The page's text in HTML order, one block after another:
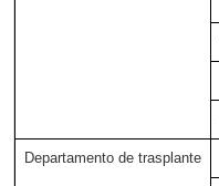
Departamento de trasplante